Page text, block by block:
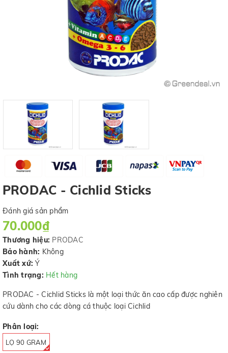
PRODAC - Cichlid Sticks
Đánh giá sản phẩm
70.000₫
Thương hiệu: PRODAC
Bảo hành: Không
Xuất xứ: Ý
Tình trạng: Hết hàng
PRODAC - Cichlid Sticks là một loại thức ăn cao cấp được nghiên
cứu dành cho các dòng cá thuộc loại Cichlid
Phân loại:
LỌ 90 GRAM